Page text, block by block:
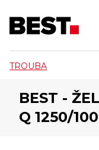
TROUBA
BEST -
Q 1250/